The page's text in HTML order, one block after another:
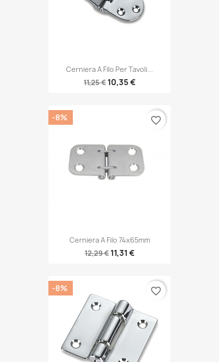
Cerniera A Filo Per Tavoli...
11,25 € 10,35 €
Cerniera A Filo 74x65mm
12,29 € 11,31 €
-8% favorite_border
-8% favorite_border